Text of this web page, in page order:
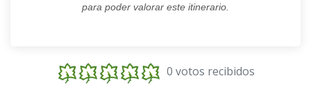
para poder valorar este itinerario.
0 votos recibidos